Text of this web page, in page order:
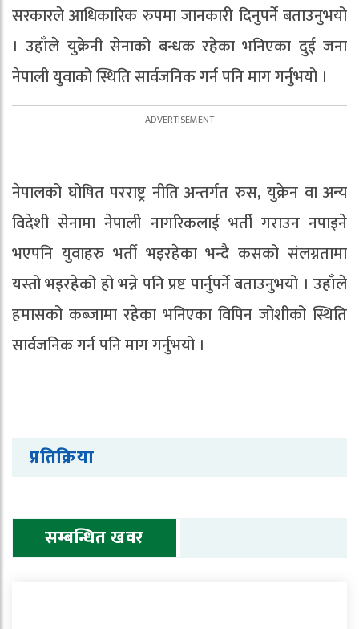
सरकारले आधिकारिक रुपमा जानकारी दिनुपर्ने बताउनुभयो
। उहाँले युक्रेनी सेनाको बन्धक रहेका भनिएका दुई जना
नेपाली युवाको स्थिति सार्वजनिक गर्न पनि माग गर्नुभयो ।
नेपालको घोषित परराष्ट्र नीति अन्तर्गत रुस, युक्रेन वा अन्य
विदेशी सेनामा नेपाली नागरिकलाई भर्ती गराउन नपाइने
भएपनि युवाहरु भर्ती भइरहेका भन्दै कसको संलग्नतामा
यस्तो भइरहेको हो भन्ने पनि प्रष्ट पार्नुपर्ने बताउनुभयो । उहाँले
हमासको कब्जामा रहेका भनिएका विपिन जोशीको स्थिति
सार्वजनिक गर्न पनि माग गर्नुभयो ।
प्रतिक्रिया
सम्बन्धित खवर